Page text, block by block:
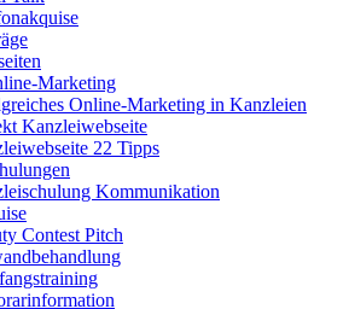
Marketing
Online-Marketing in Kanzleien
Kanzleiwebseite
22 Tipps
Kommunikation
Contest Pitch